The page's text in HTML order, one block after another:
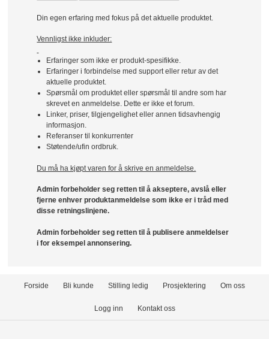
Din egen erfaring med fokus på det aktuelle produktet.
Vennligst ikke inkluder:
Erfaringer som ikke er produkt-spesifikke.
Erfaringer i forbindelse med support eller retur av det
aktuelle produktet.
Spørsmål om produktet eller spørsmål til andre som har
skrevet en anmeldelse. Dette er ikke et forum.
Linker, priser, tilgjengelighet eller annen tidsavhengig
informasjon.
Referanser til konkurrenter
Støtende/ufin ordbruk.
Du må ha kjøpt varen for å skrive en anmeldelse.
Admin forbeholder seg retten til å akseptere, avslå eller
fjerne enhver produktanmeldelse som ikke er i tråd med
disse retningslinjene.
Admin forbeholder seg retten til å publisere anmeldelser
i for eksempel annonsering.
Forside Bli kunde Stilling ledig Prosjektering Om oss
Logg inn Kontakt oss